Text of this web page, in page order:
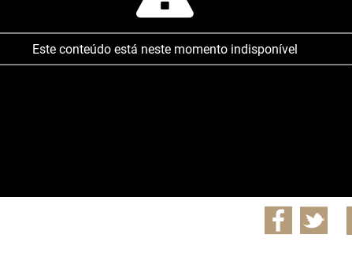
Este conteúdo está neste momento indisponível